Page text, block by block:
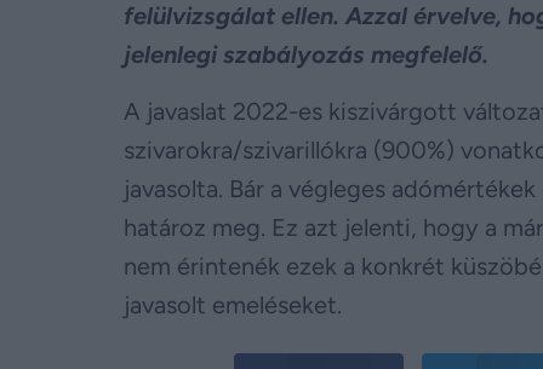
felülvizsgálat ellen. Azzal érvelve,
jelenlegi szabályozás megfelelő.
A javaslat 2022-es kiszivárgott
szivarokra/szivarillókra (900%)
javasolta. Bár a végleges
határoz meg. Ez azt jelenti, hogy a
nem érintenék ezek a konkrét
javasolt emeléseket.